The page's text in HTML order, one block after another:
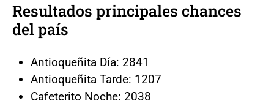
Resultados principales chances
del país
Antioqueñita Día: 2841
Antioqueñita Tarde: 1207
Cafeterito Noche: 2038